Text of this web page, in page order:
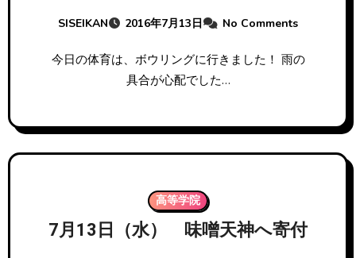
SISEIKAN 2016年7月13日 No Comments
今日の体育は、ボウリングに行きました！ 雨の
具合が心配でした…
高等学院
7月13日（水） 味噌天神へ寄付